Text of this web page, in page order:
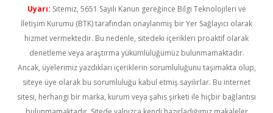
Uyarı: Sitemiz, 5651 Sayılı Kanun gereğince Bilgi Teknolojileri ve
İletişim Kurumu (BTK) tarafından onaylanmış bir Yer Sağlayıcı olarak
hizmet vermektedir. Bu nedenle, sitedeki içerikleri proaktif olarak
denetleme veya araştırma yükümlülüğümüz bulunmamaktadır.
Ancak, üyelerimiz yazdıkları içeriklerin sorumluluğunu taşımakta olup,
siteye üye olarak bu sorumluluğu kabul etmiş sayılırlar. Bu internet
sitesi, herhangi bir marka, kurum veya şahıs şirketi ile hiçbir bağlantısı